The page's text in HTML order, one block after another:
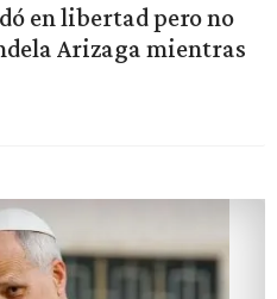
en libertad pero no
Arizaga mientras